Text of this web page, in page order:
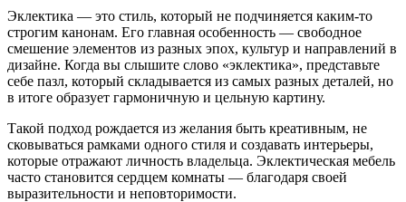
Эклектика — это стиль, который не подчиняется каким-то
строгим канонам. Его главная особенность — свободное
смешение элементов из разных эпох, культур и направлений в
дизайне. Когда вы слышите слово «эклектика», представьте
себе пазл, который складывается из самых разных деталей, но
в итоге образует гармоничную и цельную картину.
Такой подход рождается из желания быть креативным, не
сковываться рамками одного стиля и создавать интерьеры,
которые отражают личность владельца. Эклектическая мебель
часто становится сердцем комнаты — благодаря своей
выразительности и неповторимости.